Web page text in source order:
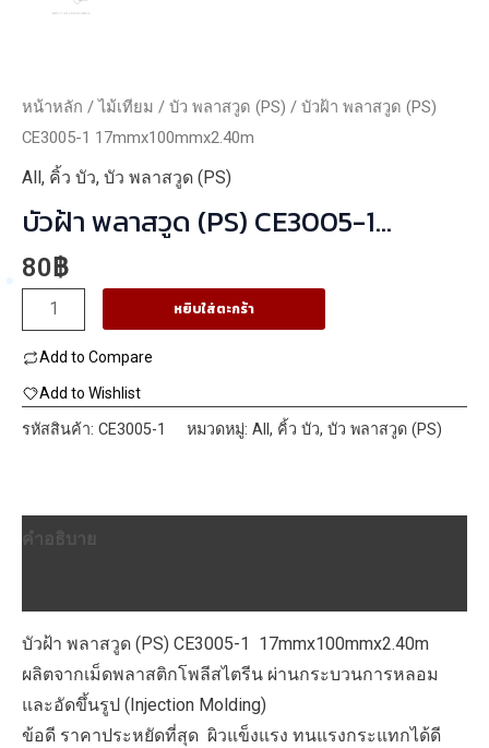
หน้าหลัก /ไม้เทียม / บัว พลาสวูด (PS) / บัวฝ้า พลาสวูด (PS)
CE3005-1 17mmx100mmx2.40m
All, คิ้ว บัว, บัว พลาสวูด (PS)
บัวฝ้า พลาสวูด (PS) CE3005-1
17mmx100mmx2.40m
80฿
จำนวน
บัว
ฝ้า
พลาสวูด
(PS)
17mmx100mmx2.40m
หยิบใส่ตะกร้า
Add to Compare
Add to Wishlist
รหัสสินค้า: CE3005-1 หมวดหมู่: All , คิ้ว บัว, บัว พลาสวูด (PS)
คำอธิบาย
บัวฝ้า พลาสวูด (PS) CE3005-1 17mmx100mmx2.40m
ผลิตจากเม็ดพลาสติกโพลีสไตรีน ผ่านกระบวนการหลอม
และอัดขึ้นรูป (Injection Molding)
ข้อดี ราคาประหยัดที่สุด ผิวแข็งแรง ทนแรงกระแทกได้ดี